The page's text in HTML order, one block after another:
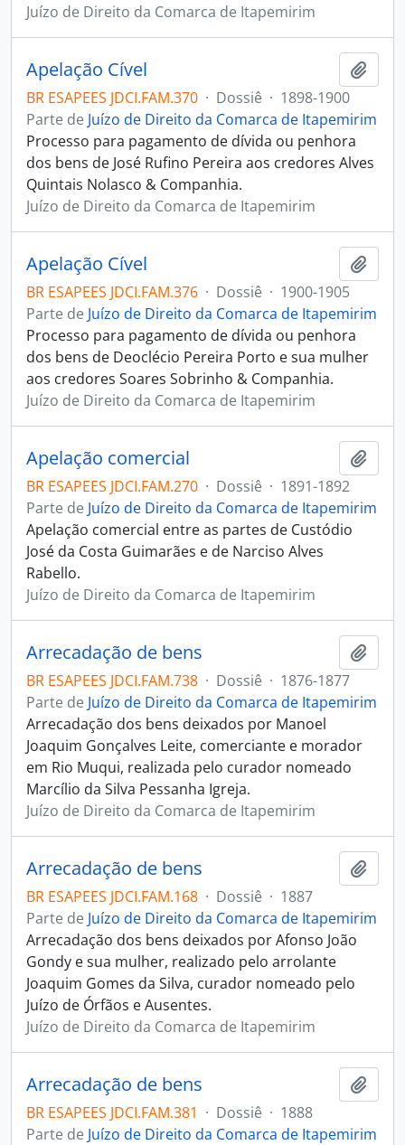
Juízo de Direito da Comarca de Itapemirim
Apelação Cível
BR ESAPEES JDCI.FAM.370 · Dossiê · 1898-1900
Parte de Juízo de Direito da Comarca de Itapemirim
Processo para pagamento de dívida ou penhora
dos bens de José Rufino Pereira aos credores Alves
Quintais Nolasco & Companhia.
Juízo de Direito da Comarca de Itapemirim
Apelação Cível
BR ESAPEES JDCI.FAM.376 · Dossiê · 1900-1905
Parte de Juízo de Direito da Comarca de Itapemirim
Processo para pagamento de dívida ou penhora
dos bens de Deoclécio Pereira Porto e sua mulher
aos credores Soares Sobrinho & Companhia.
Juízo de Direito da Comarca de Itapemirim
Apelação comercial
BR ESAPEES JDCI.FAM.270 · Dossiê · 1891-1892
Parte de Juízo de Direito da Comarca de Itapemirim
Apelação comercial entre as partes de Custódio
José da Costa Guimarães e de Narciso Alves
Rabello.
Juízo de Direito da Comarca de Itapemirim
Arrecadação de bens
BR ESAPEES JDCI.FAM.738 · Dossiê · 1876-1877
Parte de Juízo de Direito da Comarca de Itapemirim
Arrecadação dos bens deixados por Manoel
Joaquim Gonçalves Leite, comerciante e morador
em Rio Muqui, realizada pelo curador nomeado
Marcílio da Silva Pessanha Igreja.
Juízo de Direito da Comarca de Itapemirim
Arrecadação de bens
BR ESAPEES JDCI.FAM.168 · Dossiê · 1887
Parte de Juízo de Direito da Comarca de Itapemirim
Arrecadação dos bens deixados por Afonso João
Gondy e sua mulher, realizado pelo arrolante
Joaquim Gomes da Silva, curador nomeado pelo
Juízo de Órfãos e Ausentes.
Juízo de Direito da Comarca de Itapemirim
Arrecadação de bens
BR ESAPEES JDCI.FAM.381 · Dossiê · 1888
Parte de Juízo de Direito da Comarca de Itapemirim